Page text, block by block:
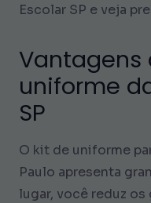
Escolar SP e veja
Vantagens
uniforme
SP
O kit de uniforme
Paulo apresenta
lugar, você reduz